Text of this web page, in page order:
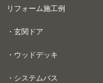
リフォーム施工例
・玄関ドア
・ウッドデッキ
・システムバス